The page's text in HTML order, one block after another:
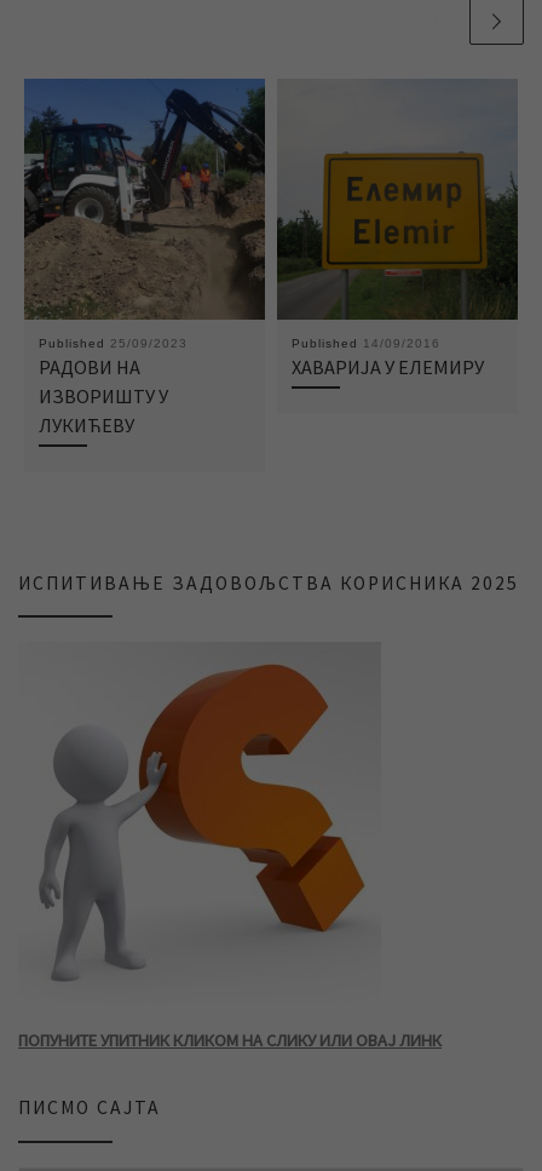
Published 25/09/2023
РАДОВИ НА
ИЗВОРИШТУ У
ЛУКИЋЕВУ
Published 14/09/2016
ХАВАРИЈА У ЕЛЕМИРУ
ИСПИТИВАЊЕ ЗАДОВОЉСТВА КОРИСНИКА 2025
ПОПУНИТЕ УПИТНИК КЛИКОМ НА СЛИКУ ИЛИ ОВАЈ ЛИНК
ПИСМО САЈТА